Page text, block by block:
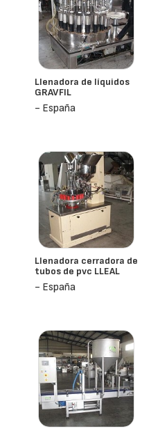
Llenadora de líquidos
GRAVFIL
- España
Llenadora cerradora de
tubos de pvc LLEAL
- España